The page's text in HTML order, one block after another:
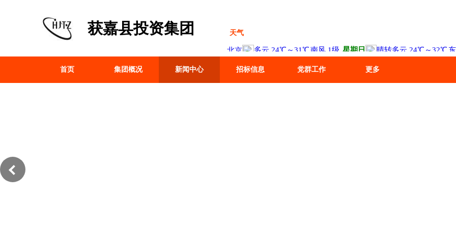
天气
获嘉县投资集团
首页 集团概况 新闻中心 招标信息 党群工作 更多